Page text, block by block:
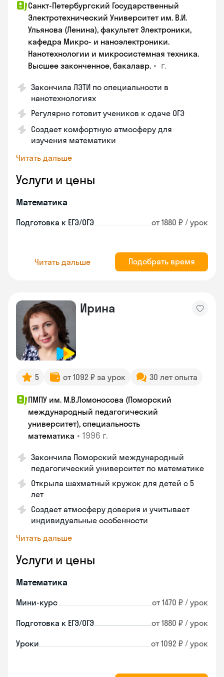
Санкт-Петербургский Государственный
Электротехнический Университет им. В.И.
Ульянова (Ленина), факультет Электроники,
кафедра Микро- и наноэлектроники.
Нанотехнологии и микросистемная техника.
Высшее законченное, бакалавр. • г.
Закончила ЛЭТИ по специальности в
нанотехнологиях
Регулярно готовит учеников к сдаче ОГЭ
Создает комфортную атмосферу для
изучения математики
Читать дальше
Услуги и цены
Математика
Подготовка к ЕГЭ/ОГЭ от 1880 ₽ / урок
Читать дальше Подобрать время
Ирина
5 от 1092 ₽ за урок 30 лет опыта
ПМПУ им. М.В.Ломоносова (Поморский
международный педагогический
университет), специальность
математика • 1996 г.
Закончила Поморский международный
педагогический университет по математике
Открыла шахматный кружок для детей с 5
лет
Создает атмосферу доверия и учитывает
индивидуальные особенности
Читать дальше
Услуги и цены
Математика
Мини-курс от 1470 ₽ / урок
Подготовка к ЕГЭ/ОГЭ от 1880 ₽ / урок
Уроки от 1092 ₽ / урок